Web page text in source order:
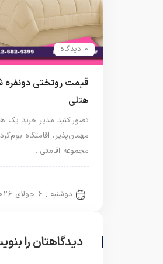
0 دیدگاه
قیمت روتختی
هتلی
تصور کنید مدیر خرید یک
مهمان‌پذیر، اقامتگاه
مجموعه اقامتی…
دوشنبه , 6 جولای 2026
دیدگاهتان را